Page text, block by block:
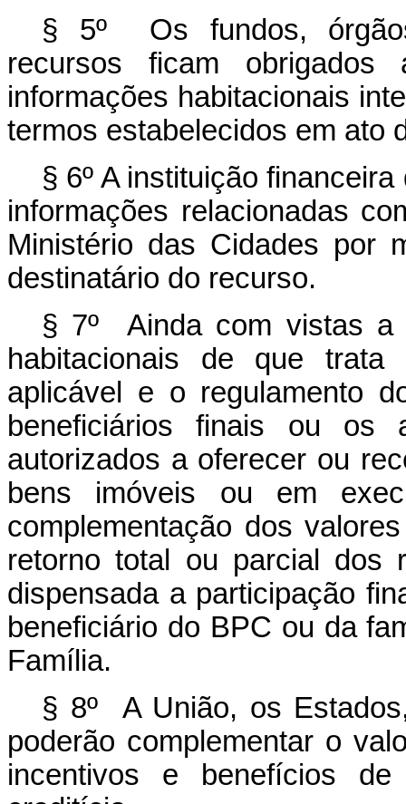
§ 5º Os fundos,
recursos ficam
informações habitacionais
termos estabelecidos em ato
§ 6º A instituição
informações relacionadas
Ministério das Cidades por
destinatário do recurso.
§ 7º Ainda com vistas a
habitacionais de que
aplicável e o regulamento
beneficiários finais ou os
autorizados a oferecer ou
bens imóveis ou em
complementação dos
retorno total ou parcial dos
dispensada a participação
beneficiário do BPC ou da
Família.
§ 8º A União, os
poderão complementar o
incentivos e benefícios